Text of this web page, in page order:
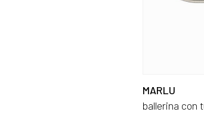
MARLU
ballerina con